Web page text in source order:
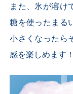
また、氷が溶け
糖を使ったまる
小さくなったら
感を楽しめます！